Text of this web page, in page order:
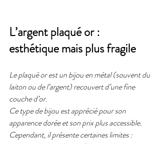
L’argent plaqué or :
esthétique mais plus fragile
Le plaqué or est un bijou en métal (souvent du
laiton ou de l’argent) recouvert d’une fine
couche d’or.
Ce type de bijou est apprécié pour son
apparence dorée et son prix plus accessible.
Cependant, il présente certaines limites :